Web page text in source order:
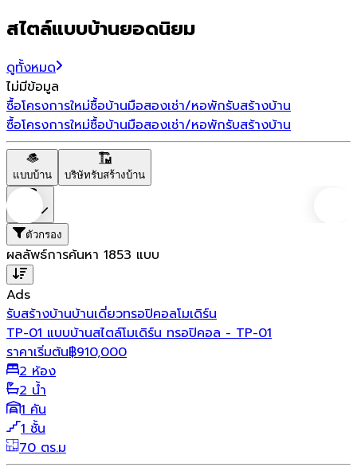
สไตล์แบบบ้านยอดนิยม
ดูทั้งหมด
ไม่มีข้อมูล
ซื้อโครงการใหม่ซื้อบ้านมือสองเช่า/หอพักรับสร้างบ้าน
ซื้อโครงการใหม่ซื้อบ้านมือสองเช่า/หอพักรับสร้างบ้าน
แบบบ้าน บริษัทรับสร้างบ้าน
ตัวกรอง
ผลลัพธ์การค้นหา 1853 แบบ
Ads
รับสร้างบ้านบ้านเดี่ยวทรอปิคอลโมเดิร์น
TP-01 แบบบ้านสไตล์โมเดิร์น ทรอปิคอล - TP-01
ราคาเริ่มต้น฿910,000
2 ห้อง
2 น้ำ
1 คัน
1 ชั้น
70 ตร.ม